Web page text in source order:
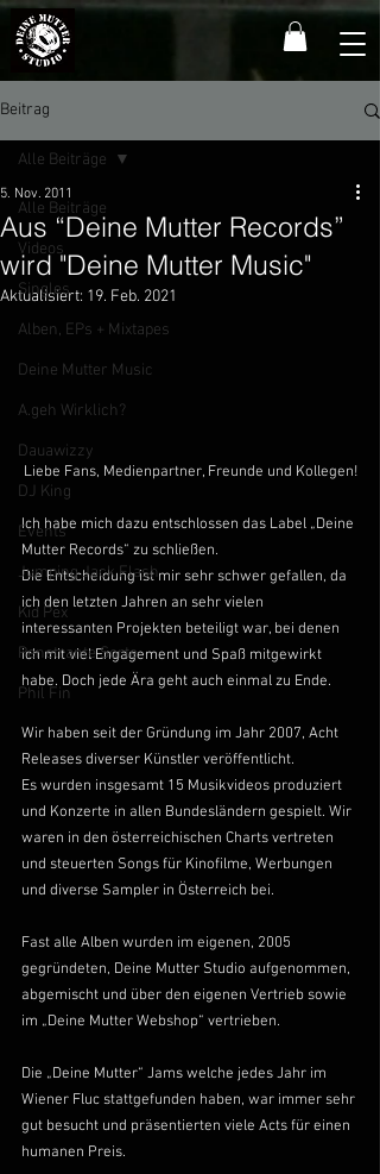
Beitrag
Alle Beiträge
Videos
Singles
Alben, EPs + Mixtapes
Deine Mutter Music
A.geh Wirklich?
Dauawizzy
DJ King
Events
Jumping Jack Flash
Kid Pex
Penetrante Sorte
Phil Fin
Alle Beiträge
Aus “Deine Mutter Records”
wird "Deine Mutter Music"
5. Nov. 2011
Aktualisiert: 19. Feb. 2021
Liebe Fans, Medienpartner, Freunde und Kollegen!
Ich habe mich dazu entschlossen das Label „Deine
Mutter Records“ zu schließen.
Die Entscheidung ist mir sehr schwer gefallen, da
ich den letzten Jahren an sehr vielen
interessanten Projekten beteiligt war, bei denen
ich mit viel Engagement und Spaß mitgewirkt
habe. Doch jede Ära geht auch einmal zu Ende.
Wir haben seit der Gründung im Jahr 2007, Acht
Releases diverser Künstler veröffentlicht.
Es wurden insgesamt 15 Musikvideos produziert
und Konzerte in allen Bundesländern gespielt. Wir
waren in den österreichischen Charts vertreten
und steuerten Songs für Kinofilme, Werbungen
und diverse Sampler in Österreich bei.
Fast alle Alben wurden im eigenen, 2005
gegründeten, Deine Mutter Studio aufgenommen,
abgemischt und über den eigenen Vertrieb sowie
im „Deine Mutter Webshop“ vertrieben.
Die „Deine Mutter“ Jams welche jedes Jahr im
Wiener Fluc stattgefunden haben, war immer sehr
gut besucht und präsentierten viele Acts für einen
humanen Preis.